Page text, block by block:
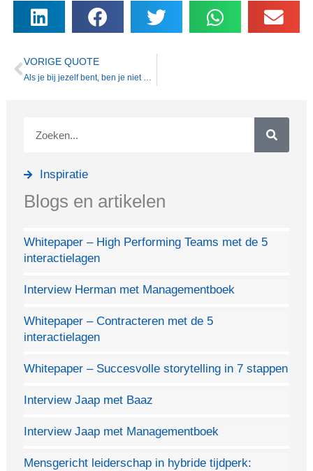
Vorige
VORIGE QUOTE
Als je bij jezelf bent, ben je niet bij de ander
Inspiratie
Blogs en artikelen
Whitepaper – High Performing Teams met de 5
interactielagen
Interview Herman met Managementboek
Whitepaper – Contracteren met de 5
interactielagen
Whitepaper – Succesvolle storytelling in 7 stappen
Interview Jaap met Baaz
Interview Jaap met Managementboek
Mensgericht leiderschap in hybride tijdperk: